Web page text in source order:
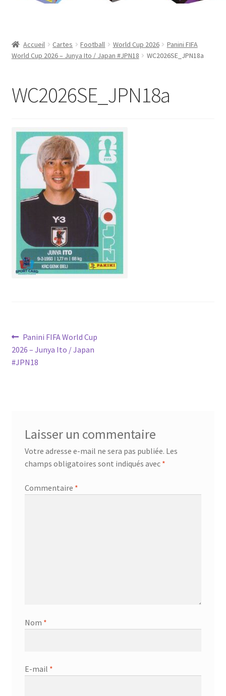
Mon compte
Panier
Accueil Cartes Football World Cup 2026
Panini FIFA
World Cup 2026 – Junya Ito / Japan #JPN18
WC2026SE_JPN18a
WC2026SE_JPN18a
Navigation
de
Article
précédent :
Panini FIFA World Cup
2026 – Junya Ito / Japan
#JPN18
Laisser un commentaire
Votre adresse e-mail ne sera pas publiée. Les
champs obligatoires sont indiqués avec *
Commentaire *
Nom *
E-mail *